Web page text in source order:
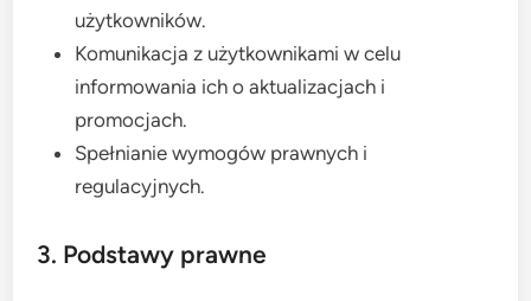
użytkowników.
Komunikacja z użytkownikami w celu
informowania ich o aktualizacjach i
promocjach.
Spełnianie wymogów prawnych i
regulacyjnych.
3. Podstawy prawne